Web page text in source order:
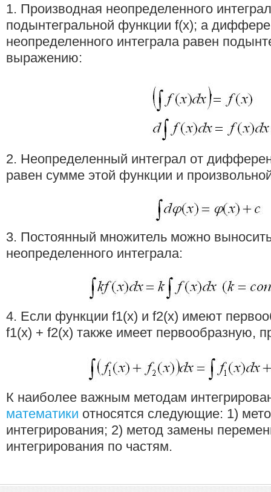
1. Производная неопределенного
подынтегральной функции f(x); а
неопределенного интеграла равен
выражению:
2. Неопределенный интеграл от
равен сумме этой функции и
3. Постоянный множитель можно
неопределенного интеграла:
4. Если функции f1(x) и f2(x) имеют
f1(x) + f2(x) также имеет первообразную,
К наиболее важным методам
математики относятся следующие: 1)
интегрирования; 2) метод замены
интегрирования по частям.